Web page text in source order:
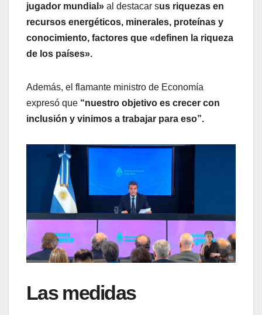
jugador mundial» al destacar sus riquezas en
recursos energéticos, minerales, proteínas y
conocimiento, factores que «definen la riqueza
de los países».
Además, el flamante ministro de Economía
expresó que “nuestro objetivo es crecer con
inclusión y vinimos a trabajar para eso”.
Las medidas